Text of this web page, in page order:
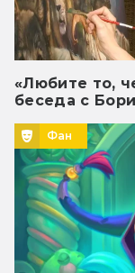
«Любите то,
беседа с
Фан